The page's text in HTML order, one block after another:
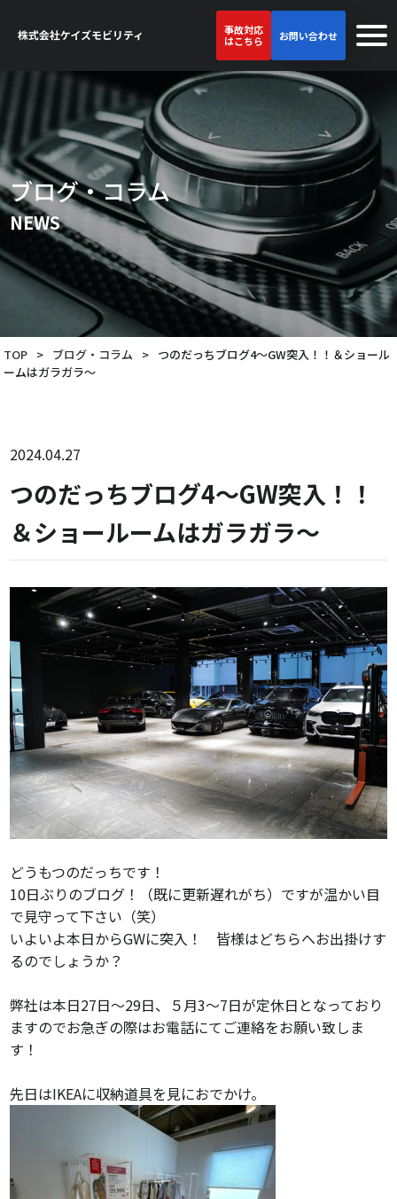
事故対応
はこちら
お問い合わせ
ブログ・コラム
NEWS
TOP > ブログ・コラム > つのだっちブログ4～GW突入！！＆ショール
ームはガラガラ～
2024.04.27
つのだっちブログ4～GW突入！！
＆ショールームはガラガラ～
どうもつのだっちです！
10日ぶりのブログ！（既に更新遅れがち）ですが温かい目
で見守って下さい（笑）
いよいよ本日からGWに突入！ 皆様はどちらへお出掛けす
るのでしょうか？
弊社は本日27日～29日、５月3～7日が定休日となっており
ますのでお急ぎの際はお電話にてご連絡をお願い致しま
す！
先日はIKEAに収納道具を見におでかけ。